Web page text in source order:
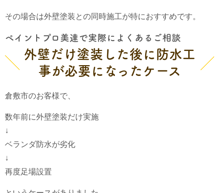
その場合は外壁塗装との同時施工が特におすすめです。
ペイントプロ美達で実際によくあるご相談
外壁だけ塗装した後に防水工
事が必要になったケース
倉敷市のお客様で、
数年前に外壁塗装だけ実施
↓
ベランダ防水が劣化
↓
再度足場設置